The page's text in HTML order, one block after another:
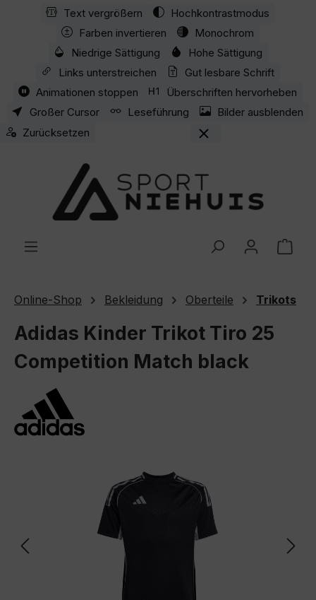
Zum Hauptinhalt springen
Text vergrößern
Hochkontrastmodus
Farben invertieren
Monochrom
Niedrige Sättigung
Hohe Sättigung
Links unterstreichen
Gut lesbare Schrift
Animationen stoppen
Überschriften hervorheben
Großer Cursor
Leseführung
Bilder ausblenden
Zurücksetzen
Online-Shop Bekleidung Oberteile Trikots
Adidas Kinder Trikot Tiro 25
Competition Match black
Bildergalerie überspringen